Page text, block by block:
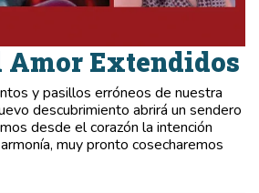
Amor Extendidos
y pasillos erróneos de nuestra
descubrimiento abrirá un sendero
desde el corazón la intención
muy pronto cosecharemos